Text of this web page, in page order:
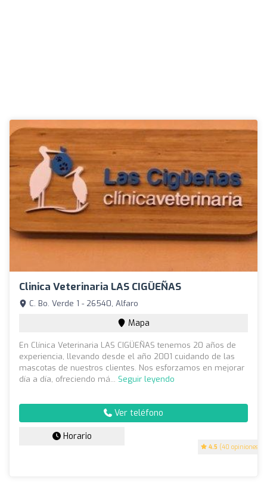
Clinica Veterinaria LAS CIGÜEÑAS
4.5 (40 opiniones)
C. Bo. Verde 1 - 26540, Alfaro
Mapa
En Clínica Veterinaria LAS CIGÜEÑAS tenemos 20 años de
experiencia, llevando desde el año 2001 cuidando de las
mascotas de nuestros clientes. Nos esforzamos en mejorar
día a día, ofreciendo má... Seguir leyendo
Ver teléfono
Horario